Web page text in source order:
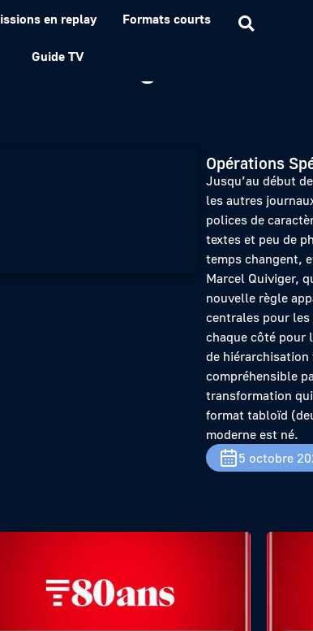
en replay Formats courts
Guide TV
du Télégramme
Opérations
Jusqu’au début
les autres
polices de
textes et peu de
temps changent,
Marcel Quiviger,
nouvelle règle
centrales pour
chaque côté pour
de
compréhensible
transformation qui
format tabloïd
moderne est né.
5 octobre